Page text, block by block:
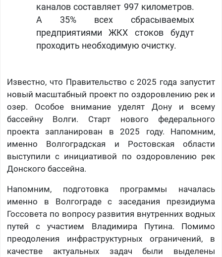
каналов составляет 997 километров.
А 35% всех сбрасываемых
предприятиями ЖКХ стоков будут
проходить необходимую очистку.​
Известно, что Правительство с 2025 года запустит
новый масштабный проект по оздоровлению рек и
озер. Особое внимание уделят Дону и всему
бассейну Волги. Старт нового федерального
проекта запланирован в 2025 году. Напомним,
именно Волгоградская и Ростовская области
выступили с инициативой по оздоровлению рек
Донского бассейна.
Напомним, подготовка программы началась
именно в Волгограде с заседания президиума
Госсовета по вопросу развития внутренних водных
путей с участием Владимира Путина. Помимо
преодоления инфраструктурных ограничений, в
качестве актуальных задач были выделены